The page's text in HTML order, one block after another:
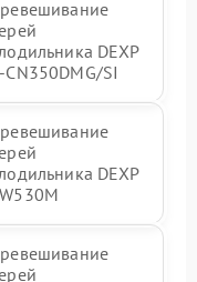
DEXP
CN350DMG/SI
DEXP